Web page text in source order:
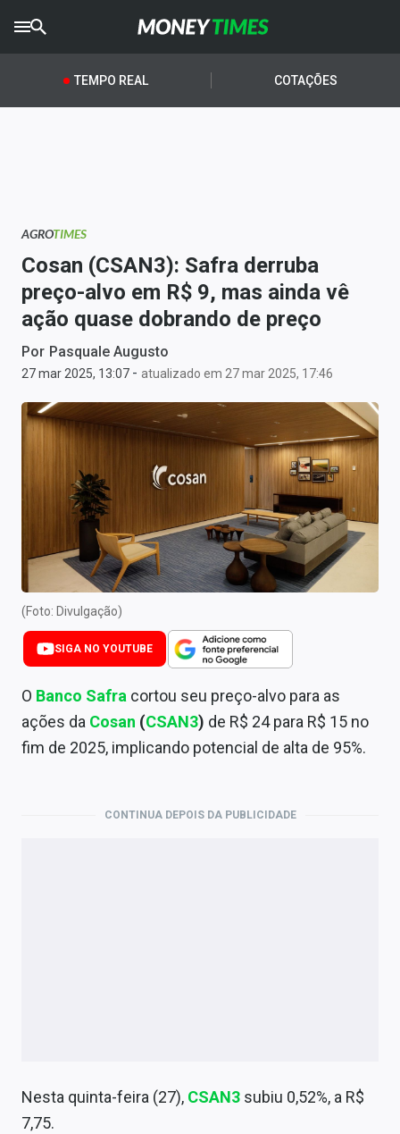
CRYPTOTIMES
AGROTIMES
Newsletters
Money Trader
Anuncie
Últimas Notícias
Newsletters
Comprar ou vender?
Carteiras Recomendadas
Central de Dividendos
Central de Fundos Imobiliários
Central dos IPOs
Renda Fixa
Finanças Pessoais
Tecnologia
TEMPO REAL COTAÇÕES
AGROTIMES
Cosan (CSAN3): Safra derruba
preço-alvo em R$ 9, mas ainda vê
ação quase dobrando de preço
Por Pasquale Augusto
27 mar 2025, 13:07 - atualizado em 27 mar 2025, 17:46
(Foto: Divulgação)
SIGA NO YOUTUBE
O Banco Safra cortou seu preço-alvo para as
ações da Cosan (CSAN3) de R$ 24 para R$ 15 no
fim de 2025, implicando potencial de alta de 95%.
CONTINUA DEPOIS DA PUBLICIDADE
Nesta quinta-feira (27), CSAN3 subiu 0,52%, a R$
7,75.